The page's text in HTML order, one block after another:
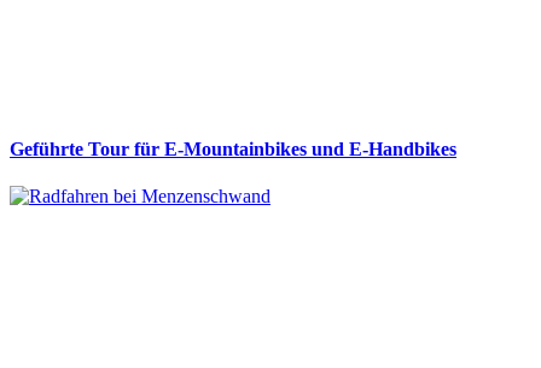
Geführte Tour für E-Mountainbikes und E-Handbikes